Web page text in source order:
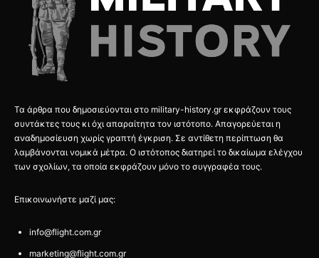
Τα άρθρα που δημοσιεύονται στο military-history.gr εκφράζουν τους
συντάκτες τους κι όχι απαραίτητα τον ιστότοπο. Απαγορεύεται η
αναδημοσίευση χωρίς γραπτή έγκριση. Σε αντίθετη περίπτωση θα
λαμβάνονται νομικά μέτρα. Ο ιστότοπος διατηρεί το δικαίωμα ελέγχου
των σχολίων, τα οποία εκφράζουν μόνο το συγγραφέα τους.
Επικοινωνήστε μαζί μας:
info@flight.com.gr
marketing@flight.com.gr